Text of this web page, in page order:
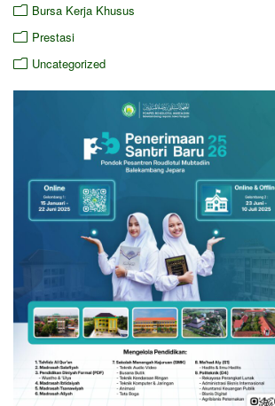
Bursa Kerja Khusus
Prestasi
Uncategorized